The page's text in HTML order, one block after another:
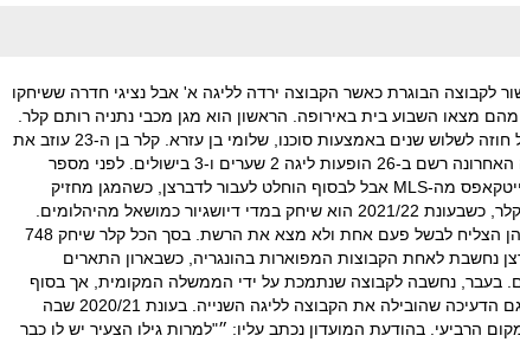
לקבוצה הבוגרת כאשר הקבוצה ירדה לליגה א' אבל נציגי חדרה ששיחקו
מהם מצאו השבוע בית באירופה. הראשון הוא מגן מכבי נתניה רותם קלר.
המגן השמאלי חתם בדברצן ההונגרית על חוזה לשלוש שנים באמצעות סוכנו, שלומי בן עזרא. קלר בן ה-23 עוזב את
נתניה אחרי חמש עונות במדיה, כשבעונה האחרונה רשם ב-26 הופעות ליגה 2 שערים ו-3 בישולים. לפני מספר
שבועות הייתה התעניינות גם מוונקובר ווייטקאפס מה-MLS אבל לבסוף הוחלט לעבור לדברצן, כשהמגן מחזיק
בדרכון הונגרי. הליגה ההונגרית לא זרה לקלר, כשבעונת 2021/22 הוא שיחק במדי דיושגיור כמושאל מהיהלומים.
המגן רשם לזכותו 10 הופעות בקבוצה, בהן הצליח לבשל פעם אחת ולא מצא את הרשת. בסך הכל קלר שיחק 748
נחשבת לאחת הקבוצות המפוארות בהונגריה, כשבארון התארים
בעבר, נחשבה לקבוצה שנתמכת על ידי הממשלה המקומית, אך בסוף
העשור הקודם חל ניתוק בין הצדדים וכך גם הדעיכה שהובילה את הקבוצה לליגה השנייה. בעונת 2020/21 שבה
הרביעי. בהודעת המועדון נכתב עליו: ״"למרות גילו הצעיר יש לו כבר